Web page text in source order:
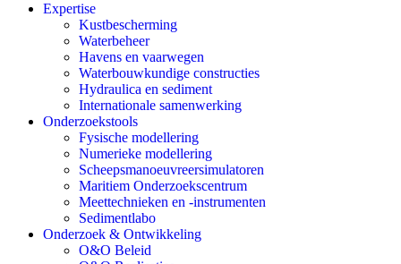
Expertise
Kustbescherming
Waterbeheer
Havens en vaarwegen
Waterbouwkundige constructies
Hydraulica en sediment
Internationale samenwerking
Onderzoekstools
Fysische modellering
Numerieke modellering
Scheepsmanoeuvreersimulatoren
Maritiem Onderzoekscentrum
Meettechnieken en -instrumenten
Sedimentlabo
Onderzoek & Ontwikkeling
O&O Beleid